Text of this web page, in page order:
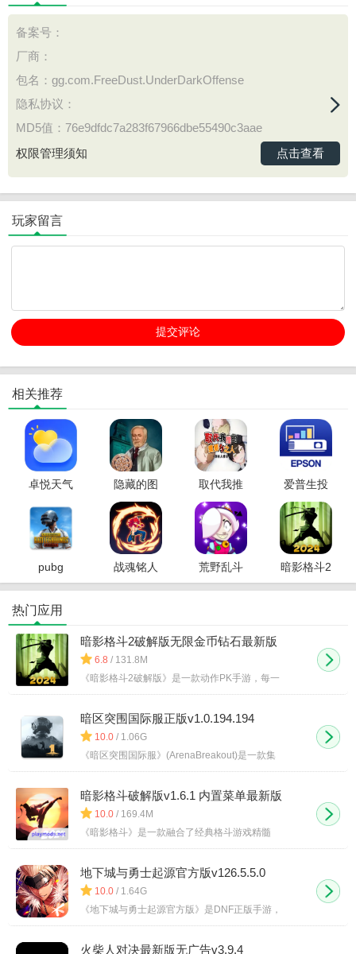
备案号：
厂商：
包名：gg.com.FreeDust.UnderDarkOffense
隐私协议：
MD5值：76e9dfdc7a283f67966dbe55490c3aae
权限管理须知
点击查看
玩家留言
相关推荐
卓悦天气
最新版本
隐藏的图
画神秘酒
店2026下
载安装
取代我推
的重要之
人2026官
方正版
爱普生投
影仪2026
最新版本
pubg
mobile国
战魂铭人
破解版
荒野乱斗
破解版
暗影格斗2
破解版
热门应用
暗影格斗2破解版无限金币钻石最新版
v2.40.5
6.8 / 131.8M
《暗影格斗2破解版》是一款动作PK手游，每一
暗区突围国际服正版v1.0.194.194
10.0 / 1.06G
《暗区突围国际服》(ArenaBreakout)是一款集
暗影格斗破解版v1.6.1 内置菜单最新版
10.0 / 169.4M
《暗影格斗》是一款融合了经典格斗游戏精髓
地下城与勇士起源官方版v126.5.5.0
10.0 / 1.64G
《地下城与勇士起源官方版》是DNF正版手游，
火柴人对决最新版无广告v3.9.4